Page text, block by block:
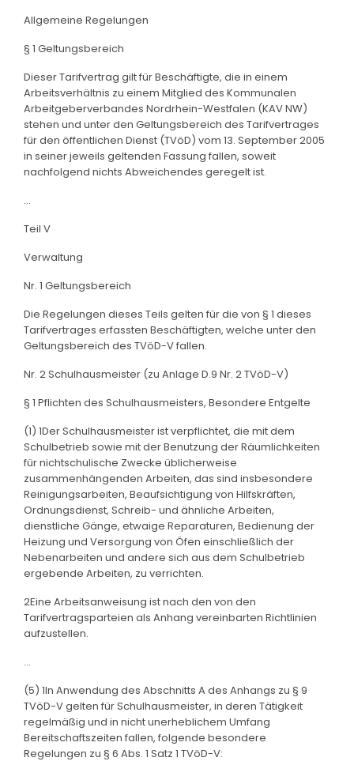
Allgemeine Regelungen
§ 1 Geltungsbereich
Dieser Tarifvertrag gilt für Beschäftigte, die in einem
Arbeitsverhältnis zu einem Mitglied des Kommunalen
Arbeitgeberverbandes Nordrhein-Westfalen (KAV NW)
stehen und unter den Geltungsbereich des Tarifvertrages
für den öffentlichen Dienst (TVöD) vom 13. September 2005
in seiner jeweils geltenden Fassung fallen, soweit
nachfolgend nichts Abweichendes geregelt ist.
...
Teil V
Verwaltung
Nr. 1 Geltungsbereich
Die Regelungen dieses Teils gelten für die von § 1 dieses
Tarifvertrages erfassten Beschäftigten, welche unter den
Geltungsbereich des TVöD-V fallen.
Nr. 2 Schulhausmeister (zu Anlage D.9 Nr. 2 TVöD-V)
§ 1 Pflichten des Schulhausmeisters, Besondere Entgelte
(1) 1Der Schulhausmeister ist verpflichtet, die mit dem
Schulbetrieb sowie mit der Benutzung der Räumlichkeiten
für nichtschulische Zwecke üblicherweise
zusammenhängenden Arbeiten, das sind insbesondere
Reinigungsarbeiten, Beaufsichtigung von Hilfskräften,
Ordnungsdienst, Schreib- und ähnliche Arbeiten,
dienstliche Gänge, etwaige Reparaturen, Bedienung der
Heizung und Versorgung von Öfen einschließlich der
Nebenarbeiten und andere sich aus dem Schulbetrieb
ergebende Arbeiten, zu verrichten.
2Eine Arbeitsanweisung ist nach den von den
Tarifvertragsparteien als Anhang vereinbarten Richtlinien
aufzustellen.
...
(5) 1In Anwendung des Abschnitts A des Anhangs zu § 9
TVöD-V gelten für Schulhausmeister, in deren Tätigkeit
regelmäßig und in nicht unerheblichem Umfang
Bereitschaftszeiten fallen, folgende besondere
Regelungen zu § 6 Abs. 1 Satz 1 TVöD-V: